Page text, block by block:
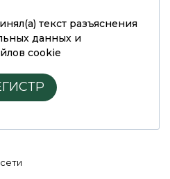
текст разъяснения
данных и
cookie